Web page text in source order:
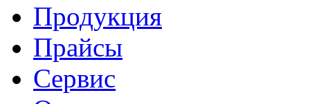
Продукция
Прайсы
Сервис